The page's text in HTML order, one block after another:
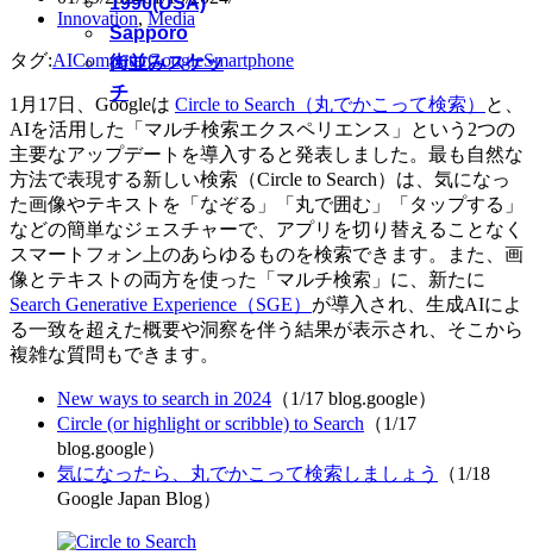
Sapporo
街並みスケッ
チ
Innovation, Media
タグ:AIComputerGoogleSmartphone
1月17日、Googleは Circle to Search（丸でかこって検索）
と、
AIを活用した「マルチ検索エクスペリエンス」という2つの
主要なアップデートを導入すると発表しました。最も自然な
方法で表現する新しい検索（Circle to Search）は、気になっ
た画像やテキストを「なぞる」「丸で囲む」「タップする」
などの簡単なジェスチャーで、アプリを切り替えることなく
スマートフォン上のあらゆるものを検索できます。また、画
像とテキストの両方を使った「マルチ検索」に、新たに
Search Generative Experience（SGE） が導入され、生成AIによ
る一致を超えた概要や洞察を伴う結果が表示され、そこから
複雑な質問もできます。
New ways to search in 2024 （1/17 blog.google）
Circle (or highlight or scribble) to Search （1/17
blog.google）
気になったら、丸でかこって検索しましょう
（1/18
Google Japan Blog）